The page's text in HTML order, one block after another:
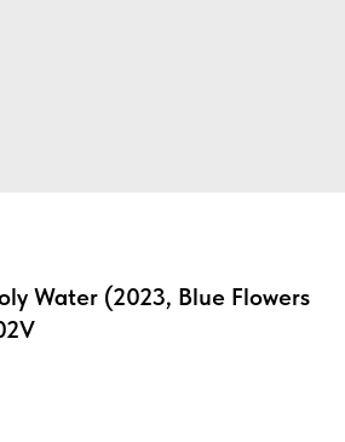
Water (2023, Blue Flowers